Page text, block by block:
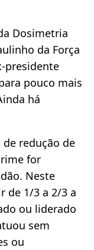
Dosimetria
da Força
presidente
pouco mais
há
redução de
for
Neste
de 1/3 a 2/3 a
ou liderado
sem
ou